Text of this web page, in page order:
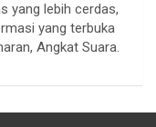
yang lebih cerdas,
yang terbuka
Angkat Suara.